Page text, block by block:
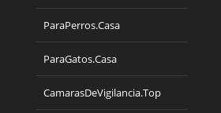
ParaPerros.Casa
ParaGatos.Casa
CamarasDeVigilancia.Top